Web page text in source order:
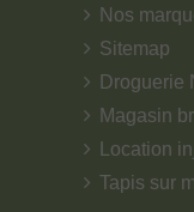
Nos
Sitemap
Droguerie
Magasin
Location
Tapis sur